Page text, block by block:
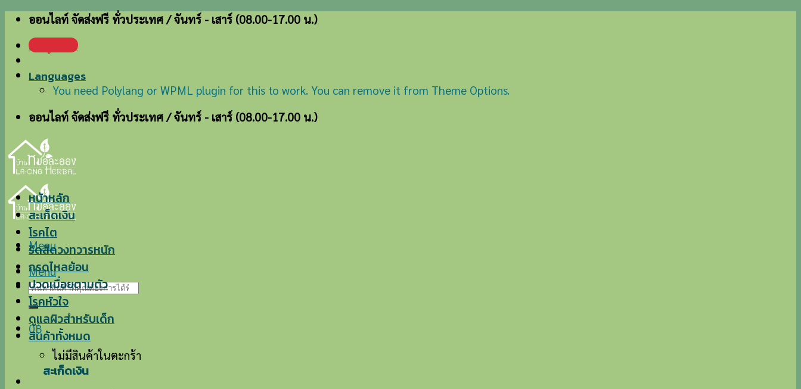
Skip
content
ออนไลท์ จัดส่งฟรี ทั่วประเทศ / จันทร์ - เสาร์ (08.00-17.00 น.)
เข้าสู่ระบบ
Languages
You need Polylang or WPML plugin for this to work. You can remove it from Theme Options.
ออนไลท์ จัดส่งฟรี ทั่วประเทศ / จันทร์ - เสาร์ (08.00-17.00 น.)
Menu
Menu
ค้นหา:
0฿
ไม่มีสินค้าในตะกร้า
หน้าหลัก
สะเก็ดเงิน
โรคไต
ริดสีดวงทวารหนัก
กรดไหลย้อน
ปวดเมื่อยตามตัว
โรคหัวใจ
ดูแลผิวสำหรับเด็ก
สินค้าทั้งหมด
สะเก็ดเงิน